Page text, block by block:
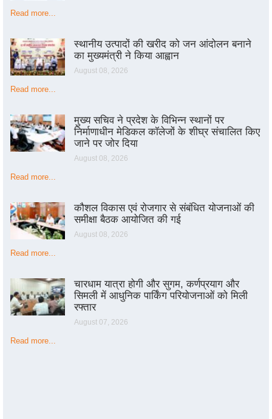
Read more...
स्थानीय उत्पादों की खरीद को जन आंदोलन बनाने
का मुख्यमंत्री ने किया आह्वान
August 08, 2026
Read more...
मुख्य सचिव ने प्रदेश के विभिन्न स्थानों पर
निर्माणाधीन मेडिकल कॉलेजों के शीघ्र संचालित किए
जाने पर जोर दिया
August 08, 2026
Read more...
कौशल विकास एवं रोजगार से संबंधित योजनाओं की
समीक्षा बैठक आयोजित की गई
August 08, 2026
Read more...
चारधाम यात्रा होगी और सुगम, कर्णप्रयाग और
सिमली में आधुनिक पार्किंग परियोजनाओं को मिली
रफ्तार
August 07, 2026
Read more...